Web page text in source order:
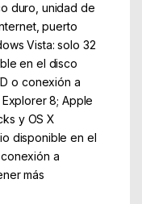
duro, unidad de
puerto
Vista: solo 32
en el disco
o conexión a
8; Apple
y OS X
disponible en el
a
más